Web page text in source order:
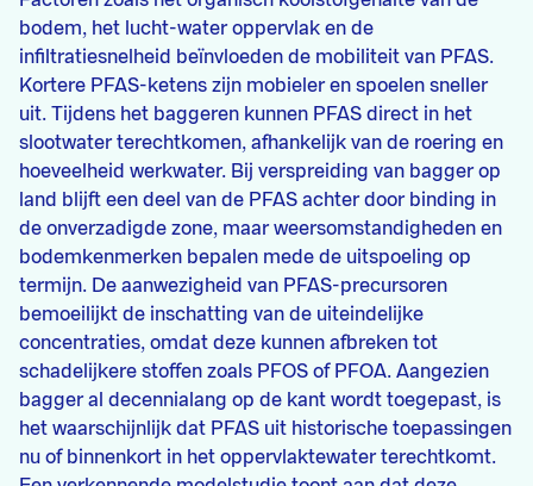
bodem, het lucht-water oppervlak en de
infiltratiesnelheid beïnvloeden de mobiliteit van PFAS.
Kortere PFAS-ketens zijn mobieler en spoelen sneller
uit. Tijdens het baggeren kunnen PFAS direct in het
slootwater terechtkomen, afhankelijk van de roering en
hoeveelheid werkwater. Bij verspreiding van bagger op
land blijft een deel van de PFAS achter door binding in
de onverzadigde zone, maar weersomstandigheden en
bodemkenmerken bepalen mede de uitspoeling op
termijn. De aanwezigheid van PFAS-precursoren
bemoeilijkt de inschatting van de uiteindelijke
concentraties, omdat deze kunnen afbreken tot
schadelijkere stoffen zoals PFOS of PFOA. Aangezien
bagger al decennialang op de kant wordt toegepast, is
het waarschijnlijk dat PFAS uit historische toepassingen
nu of binnenkort in het oppervlaktewater terechtkomt.